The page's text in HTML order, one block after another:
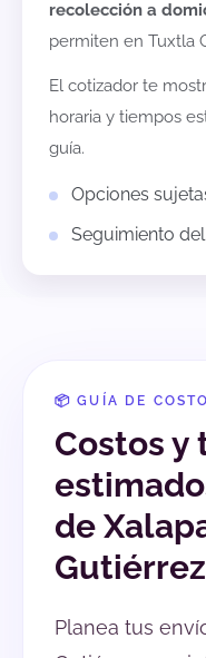
recolección a
permiten en Tuxtla
El cotizador te
horaria y tiempos
guía.
Opciones
Seguimiento
📦 GUÍA DE
Costos y
de
Gutiérrez
Planea tus